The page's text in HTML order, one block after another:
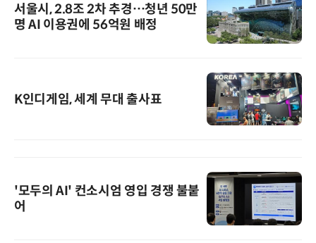
서울시, 2.8조 2차 추경…청년 50만
명 AI 이용권에 56억원 배정
K인디게임, 세계 무대 출사표
'모두의 AI' 컨소시엄 영입 경쟁 불붙
어